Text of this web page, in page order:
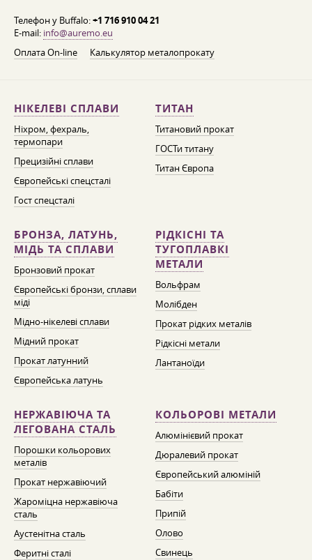
Телефон у Buffalo:+1 716 910 04 21
E-mail: info@auremo.eu
Оплата On-line
Калькулятор металопрокату
НІКЕЛЕВІ СПЛАВИ
Ніхром, фехраль,
термопари
Прецизійні сплави
Європейські спецсталі
Гост спецсталі
ТИТАН
Титановий прокат
ГОСТи титану
Титан Європа
БРОНЗА, ЛАТУНЬ,
МІДЬ ТА СПЛАВИ
Бронзовий прокат
Європейські бронзи, сплави
міді
Мідно-нікелеві сплави
Мідний прокат
Прокат латунний
Європейська латунь
РІДКІСНІ ТА
ТУГОПЛАВКІ
МЕТАЛИ
Вольфрам
Молібден
Прокат рідких металів
Рідкісні метали
Лантаноїди
НЕРЖАВІЮЧА ТА
ЛЕГОВАНА СТАЛЬ
Порошки кольорових
металів
Прокат нержавіючий
Жароміцна нержавіюча
сталь
Аустенітна сталь
Феритні сталі
КОЛЬОРОВІ МЕТАЛИ
Алюмінієвий прокат
Дюралевий прокат
Європейський алюміній
Бабіти
Припій
Олово
Свинець